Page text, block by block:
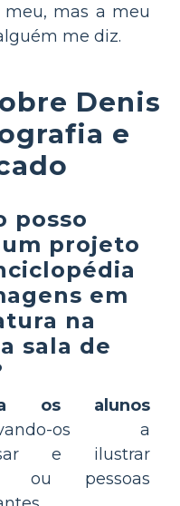
meu, mas a meu
me diz.
Denis
e
posso
projeto
em
na
sala de
os alunos
os a
e ilustrar
ou pessoas